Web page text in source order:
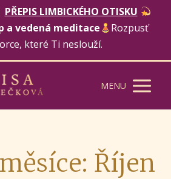
PŘEPIS LIMBICKÉHO OTISKU
a vedená meditace
Rozpusť
které Ti neslouží.
MENU
Říjen